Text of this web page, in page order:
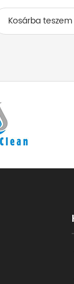
Kosárba teszem